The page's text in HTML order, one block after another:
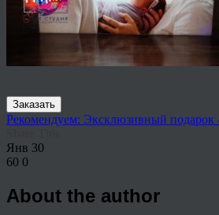
Заказать
Рекомендуем: Эксклюзивный подарок
Янв 30
60 0
About the author